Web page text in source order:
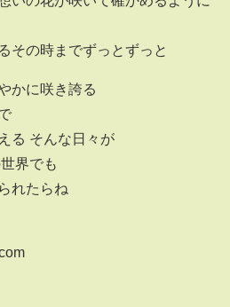
その時までずっとずっと
かに咲き誇る
る そんな日々が
界でも
れたらね